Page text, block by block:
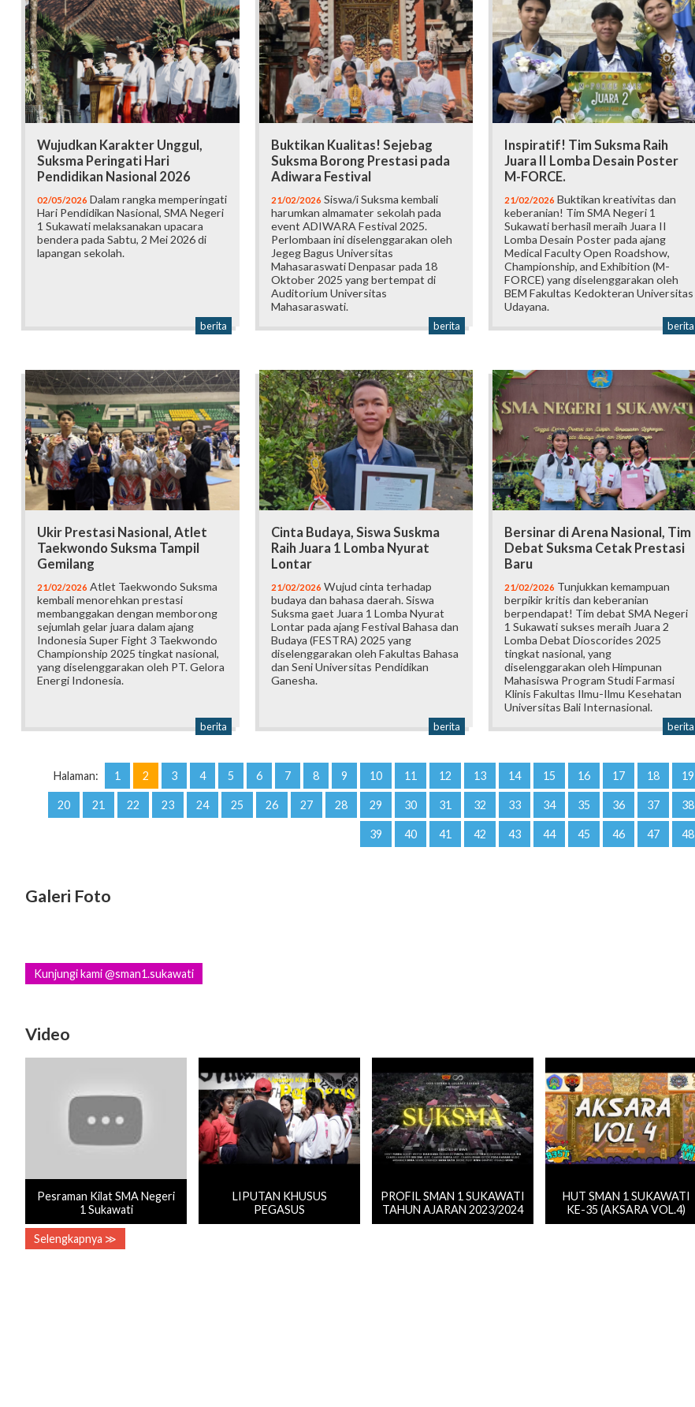
Wujudkan Karakter Unggul,
Suksma Peringati Hari
Pendidikan Nasional 2026
02/05/2026 Dalam rangka memperingati
Hari Pendidikan Nasional, SMA Negeri
1 Sukawati melaksanakan upacara
bendera pada Sabtu, 2 Mei 2026 di
lapangan sekolah.
berita
Buktikan Kualitas! Sejebag
Suksma Borong Prestasi pada
Adiwara Festival
21/02/2026 Siswa/i Suksma kembali
harumkan almamater sekolah pada
event ADIWARA Festival 2025.
Perlombaan ini diselenggarakan oleh
Jegeg Bagus Universitas
Mahasaraswati Denpasar pada 18
Oktober 2025 yang bertempat di
Auditorium Universitas
Mahasaraswati.
berita
Inspiratif! Tim Suksma Raih
Juara II Lomba Desain Poster
M-FORCE.
21/02/2026 Buktikan kreativitas dan
keberanian! Tim SMA Negeri 1
Sukawati berhasil meraih Juara II
Lomba Desain Poster pada ajang
Medical Faculty Open Roadshow,
Championship, and Exhibition (M-
FORCE) yang diselenggarakan oleh
BEM Fakultas Kedokteran Universitas
Udayana.
berita
Ukir Prestasi Nasional, Atlet
Taekwondo Suksma Tampil
Gemilang
21/02/2026 Atlet Taekwondo Suksma
kembali menorehkan prestasi
membanggakan dengan memborong
sejumlah gelar juara dalam ajang
Indonesia Super Fight 3 Taekwondo
Championship 2025 tingkat nasional,
yang diselenggarakan oleh PT. Gelora
Energi Indonesia.
berita
Cinta Budaya, Siswa Suskma
Raih Juara 1 Lomba Nyurat
Lontar
21/02/2026 Wujud cinta terhadap
budaya dan bahasa daerah. Siswa
Suksma gaet Juara 1 Lomba Nyurat
Lontar pada ajang Festival Bahasa dan
Budaya (FESTRA) 2025 yang
diselenggarakan oleh Fakultas Bahasa
dan Seni Universitas Pendidikan
Ganesha.
berita
Bersinar di Arena Nasional, Tim
Debat Suksma Cetak Prestasi
Baru
21/02/2026 Tunjukkan kemampuan
berpikir kritis dan keberanian
berpendapat! Tim debat SMA Negeri
1 Sukawati sukses meraih Juara 2
Lomba Debat Dioscorides 2025
tingkat nasional, yang
diselenggarakan oleh Himpunan
Mahasiswa Program Studi Farmasi
Klinis Fakultas Ilmu-Ilmu Kesehatan
Universitas Bali Internasional.
berita
Halaman: 1 2 3 4 5 6 7 8 9 10 11 12 13 14 15 16 17 18 19
20 21 22 23 24 25 26 27 28 29 30 31 32 33 34 35 36 37 38
39 40 41 42 43 44 45 46 47 48
Galeri Foto
Kunjungi kami @sman1.sukawati
Video
Pesraman Kilat SMA Negeri
1 Sukawati
LIPUTAN KHUSUS
PEGASUS
PROFIL SMAN 1 SUKAWATI
TAHUN AJARAN 2023/2024
HUT SMAN 1 SUKAWATI
KE-35 (AKSARA VOL.4)
Selengkapnya ≫